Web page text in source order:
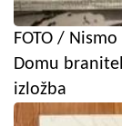
FOTO /
Domu
izložba